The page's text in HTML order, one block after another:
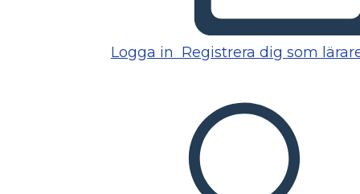
Logga in Registrera dig som